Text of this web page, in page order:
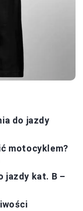
do jazdy
motocyklem?
jazdy kat. B –